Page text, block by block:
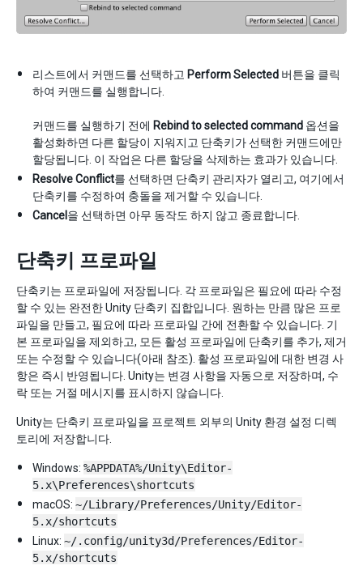
리스트에서 커맨드를 선택하고 Perform Selected 버튼을 클릭
하여 커맨드를 실행합니다.
커맨드를 실행하기 전에 Rebind to selected command 옵션을
활성화하면 다른 할당이 지워지고 단축키가 선택한 커맨드에만
할당됩니다. 이 작업은 다른 할당을 삭제하는 효과가 있습니다.
Resolve Conflict를 선택하면 단축키 관리자가 열리고, 여기에서
단축키를 수정하여 충돌을 제거할 수 있습니다.
Cancel 을 선택하면 아무 동작도 하지 않고 종료합니다.
단축키 프로파일
단축키는 프로파일에 저장됩니다. 각 프로파일은 필요에 따라 수정
할 수 있는 완전한 Unity 단축키 집합입니다. 원하는 만큼 많은 프로
파일을 만들고, 필요에 따라 프로파일 간에 전환할 수 있습니다. 기
본 프로파일을 제외하고, 모든 활성 프로파일에 단축키를 추가, 제거
또는 수정할 수 있습니다(아래 참조). 활성 프로파일에 대한 변경 사
항은 즉시 반영됩니다. Unity는 변경 사항을 자동으로 저장하며, 수
락 또는 거절 메시지를 표시하지 않습니다.
Unity는 단축키 프로파일을 프로젝트 외부의 Unity 환경 설정 디렉
토리에 저장합니다.
Windows: %APPDATA%/Unity\Editor-
5.x\Preferences\shortcuts
macOS: ~/Library/Preferences/Unity/Editor-
5.x/shortcuts
Linux: ~/.config/unity3d/Preferences/Editor-
5.x/shortcuts